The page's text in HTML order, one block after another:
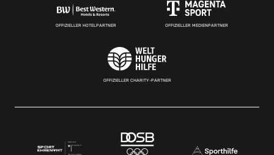
OFFIZIELLER HOTELPARTNER OFFIZIELLER MEDIENPARTNER
OFFIZIELLER CHARITY-PARTNER